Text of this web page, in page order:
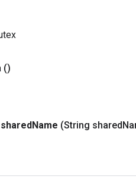
()
sharedName (String shared